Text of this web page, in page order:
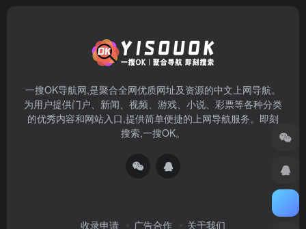
一搜OK导航网,是聚合全网优质网址及资源的中文上网导航。
为用户提供门户、新闻、视频、游戏、小说、彩票等各种分类
的优秀内容和网站入口,提供简单便捷的上网导航服务。即刻
搜索,一搜OK。
收录申请 广告合作 关于我们